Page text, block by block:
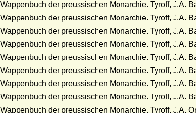
Wappenbuch der preussischen Monarchie. Tyroff, J.A.
Wappenbuch der preussischen Monarchie. Tyroff, J.A.
Wappenbuch der preussischen Monarchie. Tyroff, J.A.
Wappenbuch der preussischen Monarchie. Tyroff, J.A.
Wappenbuch der preussischen Monarchie. Tyroff, J.A.
Wappenbuch der preussischen Monarchie. Tyroff, J.A.
Wappenbuch der preussischen Monarchie. Tyroff, J.A.
Wappenbuch der preussischen Monarchie. Tyroff, J.A.
Wappenbuch der preussischen Monarchie. Tyroff, J.A.